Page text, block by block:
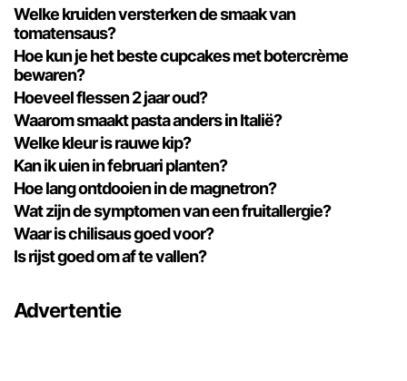
Welke kruiden versterken de smaak van
tomatensaus?
Hoe kun je het beste cupcakes met botercrème
bewaren?
Hoeveel flessen 2 jaar oud?
Waarom smaakt pasta anders in Italië?
Welke kleur is rauwe kip?
Kan ik uien in februari planten?
Hoe lang ontdooien in de magnetron?
Wat zijn de symptomen van een fruitallergie?
Waar is chilisaus goed voor?
Is rijst goed om af te vallen?
Advertentie